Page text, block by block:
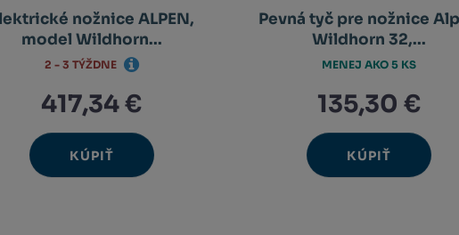
nožnice ALPEN,
model Wildhorn...
417,34 €
Změnit
Navýšit
množství
Snížit
Ks
KÚPIŤ
2 - 3 TÝŽDNE
Pevná tyč pre nožnice
Wildhorn 32,...
135,30 €
Změnit
Navýšit
množství
Snížit
Ks
KÚPIŤ
MENEJ AKO 5 KS